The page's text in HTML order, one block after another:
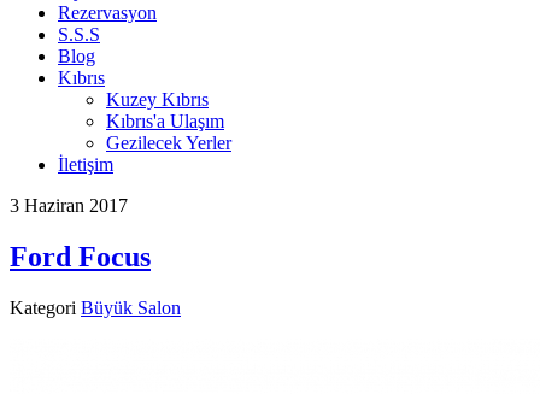
Rezervasyon
S.S.S
Blog
Kıbrıs
Kuzey Kıbrıs
Kıbrıs'a Ulaşım
Gezilecek Yerler
İletişim
3 Haziran 2017
Ford Focus
Kategori Büyük Salon